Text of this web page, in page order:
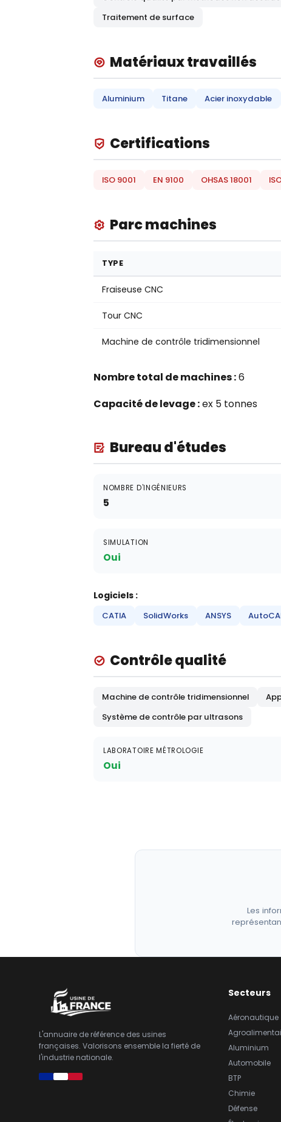
Traitement de surface
Matériaux travaillés
Aluminium Titane Acier inoxydable
Certifications
ISO 9001 EN 9100 OHSAS 18001
Parc machines
TYPE
Fraiseuse CNC
Tour CNC
Machine de contrôle tridimensionnel
Nombre total de machines :6
Capacité de levage :ex 5 tonnes
Bureau d'études
NOMBRE D'INGÉNIEURS
5
SIMULATION
Oui
Logiciels :
CATIA SolidWorks ANSYS
Contrôle qualité
Machine de contrôle tridimensionnel
Système de contrôle par ultrasons
LABORATOIRE MÉTROLOGIE
Oui
Les
L'annuaire de référence des usines
françaises. Valorisons ensemble la fierté de
l'industrie nationale.
Secteurs
Aéronautique
Aluminium
Automobile
BTP
Chimie
Défense